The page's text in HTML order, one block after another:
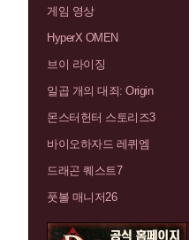
게임 영상
HyperX OMEN
브이 라이징
일곱 개의 대죄: Origin
몬스터헌터 스토리즈3
바이오하자드 레퀴엠
드래곤 퀘스트7
풋볼 매니저26